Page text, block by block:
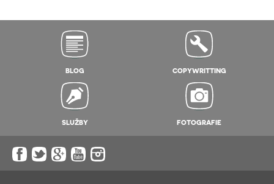
BLOG COPYWRITTING
SLUŽBY FOTOGRAFIE